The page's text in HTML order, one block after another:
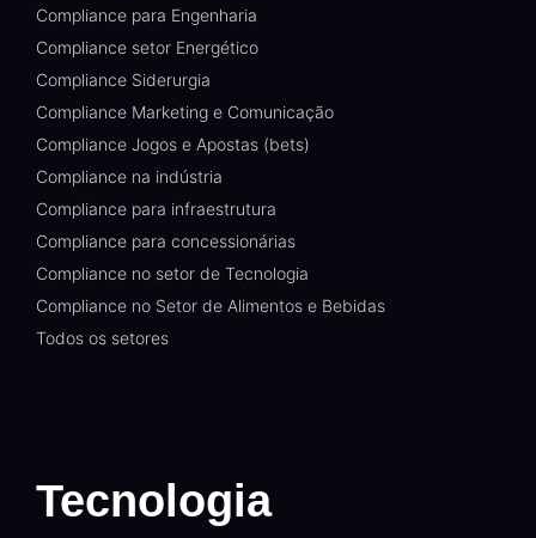
Compliance para Engenharia
Compliance setor Energético
Compliance Siderurgia
Compliance Marketing e Comunicação
Compliance Jogos e Apostas (bets)
Compliance na indústria
Compliance para infraestrutura
Compliance para concessionárias
Compliance no setor de Tecnologia
Compliance no Setor de Alimentos e Bebidas
Todos os setores
Tecnologia